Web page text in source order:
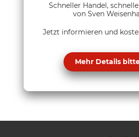
Schneller Handel,
von Sven
Jetzt informieren und
Mehr Details